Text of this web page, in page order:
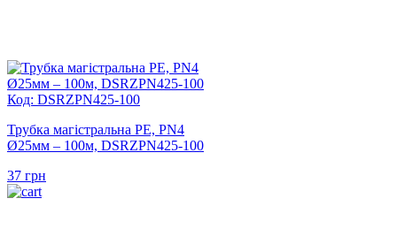
Код: DSRZPN425-100
Трубка магістральна PE, PN4
Ø25мм – 100м, DSRZPN425-100
37 грн